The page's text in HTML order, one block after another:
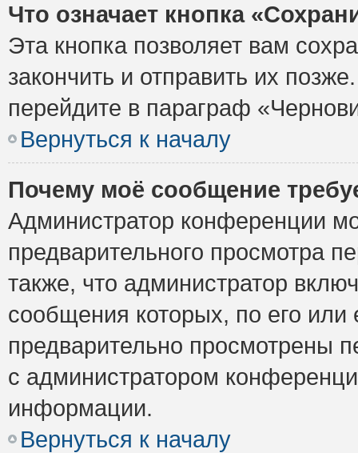
Что означает кнопка
Эта кнопка позволяет вам
закончить и отправить их
перейдите в параграф
Вернуться к началу
Почему моё сообщение
Администратор конференции
предварительного просмотра
также, что администратор
сообщения которых, по его
предварительно просмотрены
с администратором
информации.
Вернуться к началу